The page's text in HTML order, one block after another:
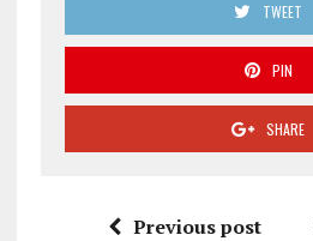
TWEET
PIN
SHARE
Previous post